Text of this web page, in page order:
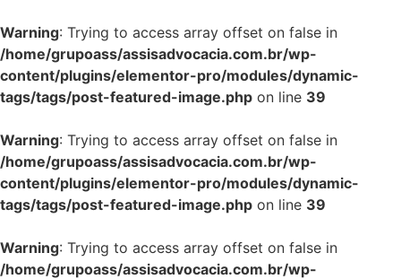
Warning: Trying to access array offset on false in
/home/grupoass/assisadvocacia.com.br/wp-
content/plugins/elementor-pro/modules/dynamic-
tags/tags/post-featured-image.php on line 39
Warning: Trying to access array offset on false in
/home/grupoass/assisadvocacia.com.br/wp-
content/plugins/elementor-pro/modules/dynamic-
tags/tags/post-featured-image.php on line 39
Warning: Trying to access array offset on false in
/home/grupoass/assisadvocacia.com.br/wp-